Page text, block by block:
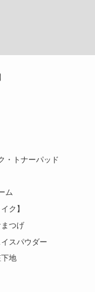
・トナーパッド
ム
イク】
つげ
スパウダー
地